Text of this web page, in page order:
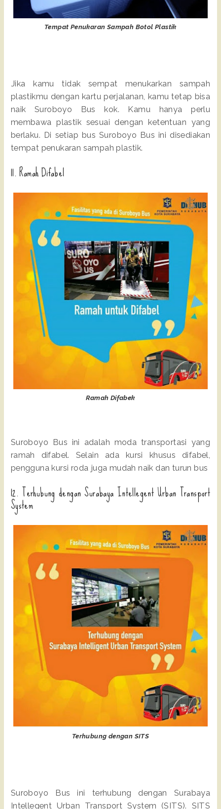
Tempat Penukaran Sampah Botol Plastik
Jika kamu tidak sempat menukarkan sampah
plastikmu dengan kartu perjalanan, kamu tetap bisa
naik Suroboyo Bus kok. Kamu hanya perlu
membawa plastik sesuai dengan ketentuan yang
berlaku. Di setiap bus Suroboyo Bus ini disediakan
tempat penukaran sampah plastik.
11. Ramah Difabel
Ramah Difabek
Suroboyo Bus ini adalah moda transportasi yang
ramah difabel. Selain ada kursi khusus difabel,
pengguna kursi roda juga mudah naik dan turun bus
12. Terhubung dengan Surabaya Intellegent Urban Transport
System
Terhubung dengan SITS
Suroboyo Bus ini terhubung dengan Surabaya
Intellegent Urban Transport System (SITS). SITS